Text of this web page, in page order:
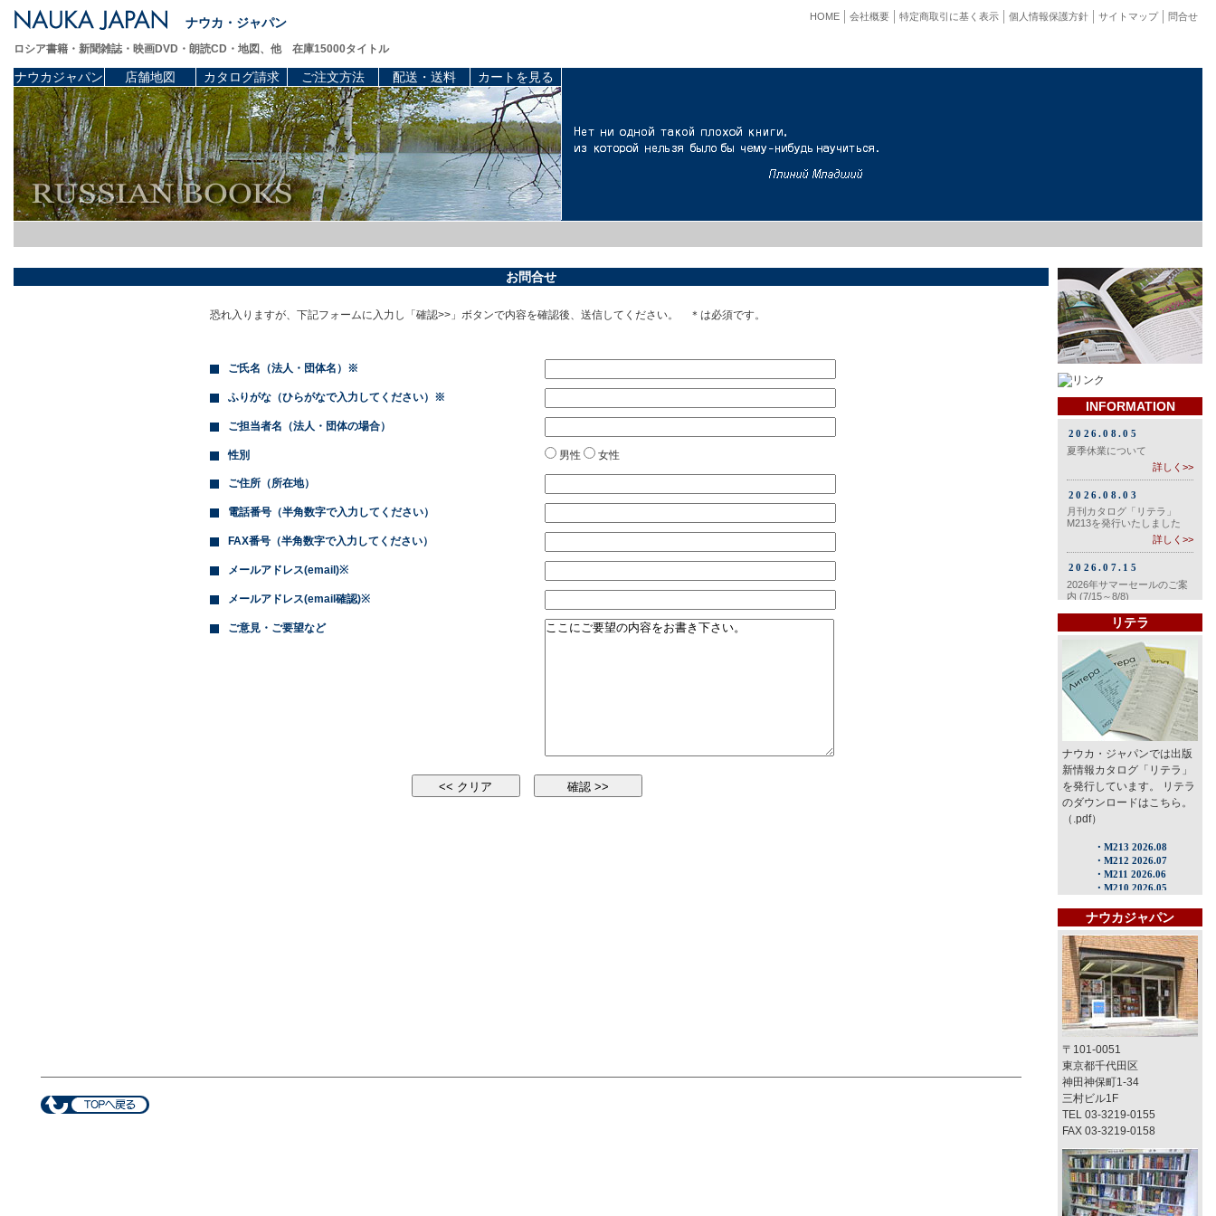
ナウカ・ジャパン 問合せ
サイトマップ
個人情報保護方針
特定商取引に基く表示
会社概要
HOME
ロシア書籍・新聞雑誌・映画DVD・朗読CD・地図、他 在庫15000タイトル
ナウカジャパン 店舗地図 カタログ請求 ご注文方法 配送・送料 カートを見る
お問合せ
INFORMATION
リテラ
ナウカ・ジャパンでは出版
新情報カタログ「リテラ」
を発行しています。 リテラ
のダウンロードはこちら。
（.pdf）
ナウカジャパン
〒101-0051
東京都千代田区
神田神保町1-34
三村ビル1F
TEL 03-3219-0155
FAX 03-3219-0158